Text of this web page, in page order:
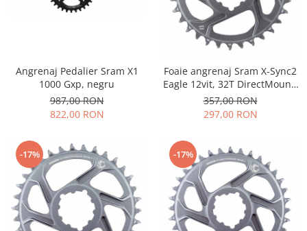
Angrenaj Pedalier Sram X1
1000 Gxp, negru
987,00 RON
822,00 RON
Foaie angrenaj Sram X-Sync2
Eagle 12vit, 32T DirectMount,
offset6, Alu CNC, 90gr
357,00 RON
297,00 RON
-17% -17%